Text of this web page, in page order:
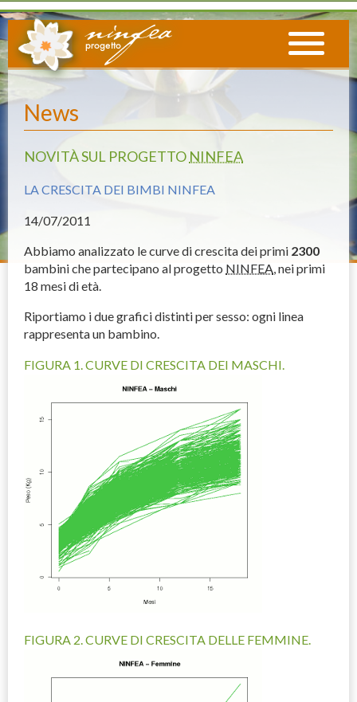
News
NOVITÀ SUL PROGETTO NINFEA
LA CRESCITA DEI BIMBI NINFEA
14/07/2011
Abbiamo analizzato le curve di crescita dei primi 2300
bambini che partecipano al progetto NINFEA , nei primi
18 mesi di età.
Riportiamo i due grafici distinti per sesso: ogni linea
rappresenta un bambino.
FIGURA 1. CURVE DI CRESCITA DEI MASCHI.
FIGURA 2. CURVE DI CRESCITA DELLE FEMMINE.